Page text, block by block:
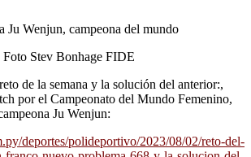
Ju Wenjun, campeona del mundo
Foto Stev Bonhage FIDE
de la semana y la solución del anterior:,
por el Campeonato del Mundo Femenino,
Ju Wenjun:
deportes/polideportivo/2023/08/02/reto-del-